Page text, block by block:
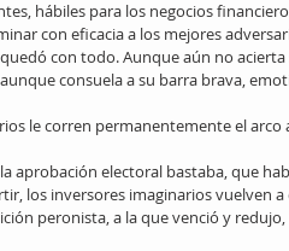
hábiles para los negocios
con eficacia a los mejores
con todo. Aunque aún no
consuela a su barra brava,
le corren permanentemente el arco
aprobación electoral bastaba, que
los inversores imaginarios vuelven
peronista, a la que venció y